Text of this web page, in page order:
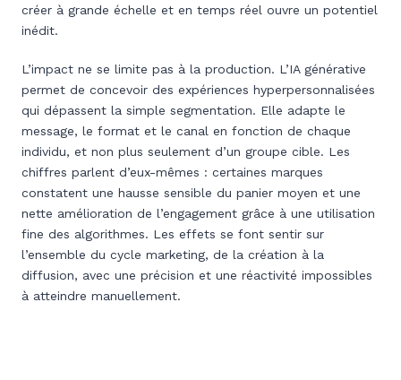
créer à grande échelle et en temps réel ouvre un potentiel
inédit.
L’impact ne se limite pas à la production. L’IA générative
permet de concevoir des expériences hyperpersonnalisées
qui dépassent la simple segmentation. Elle adapte le
message, le format et le canal en fonction de chaque
individu, et non plus seulement d’un groupe cible. Les
chiffres parlent d’eux-mêmes : certaines marques
constatent une hausse sensible du panier moyen et une
nette amélioration de l’engagement grâce à une utilisation
fine des algorithmes. Les effets se font sentir sur
l’ensemble du cycle marketing, de la création à la
diffusion, avec une précision et une réactivité impossibles
à atteindre manuellement.